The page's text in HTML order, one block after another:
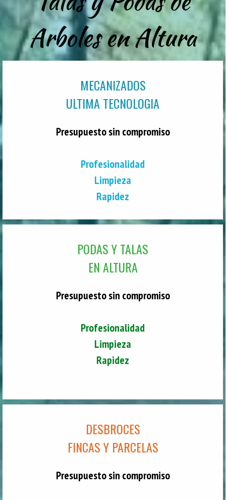
Arboles en Altura
MECANIZADOS
ULTIMA TECNOLOGIA
Presupuesto sin compromiso
Profesionalidad
Limpieza
Rapidez
PODAS Y TALAS
EN ALTURA
Presupuesto sin compromiso
Profesionalidad
Limpieza
Rapidez
DESBROCES
FINCAS Y PARCELAS
Presupuesto sin compromiso